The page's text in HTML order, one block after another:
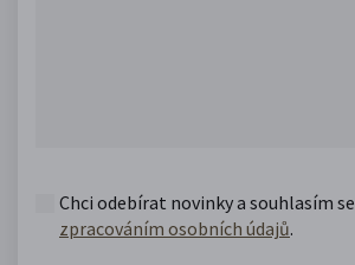
Chci odebírat novinky a souhlasím se
zpracováním osobních údajů.